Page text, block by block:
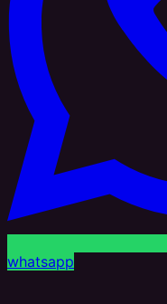
whatsapp